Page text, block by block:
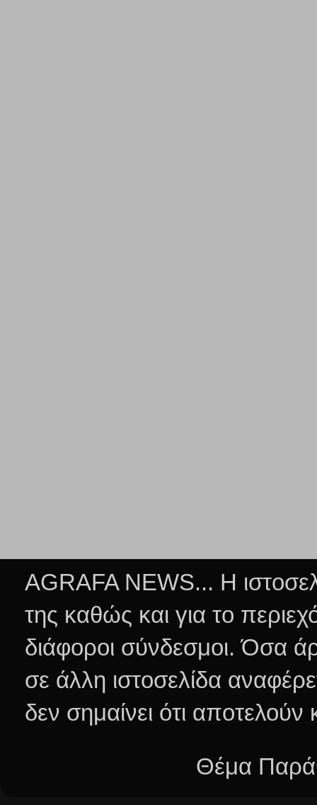
AGRAFA NEWS... Η
της καθώς και για το
διάφοροι σύνδεσμοι.Όσα
σε άλλη ιστοσελίδα
δεν σημαίνει ότι
Θέμα